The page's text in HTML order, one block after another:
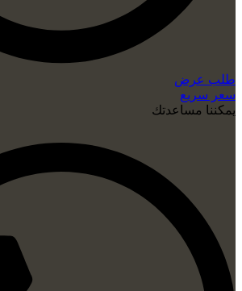
طلب عرض
سعر سريع
يمكننا مساعدتك